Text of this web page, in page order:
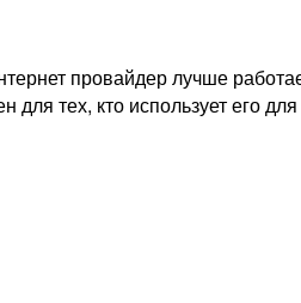
провайдер лучше
тех, кто использует его